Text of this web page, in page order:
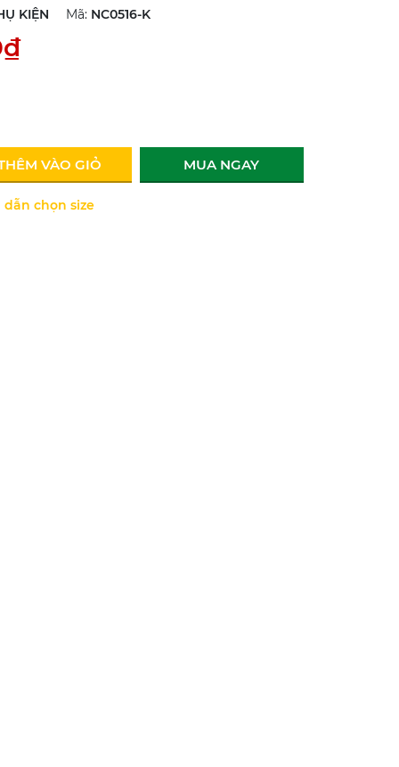
KIỆN Mã: NC0516-K
VÀO GIỎ MUA NGAY
chọn size